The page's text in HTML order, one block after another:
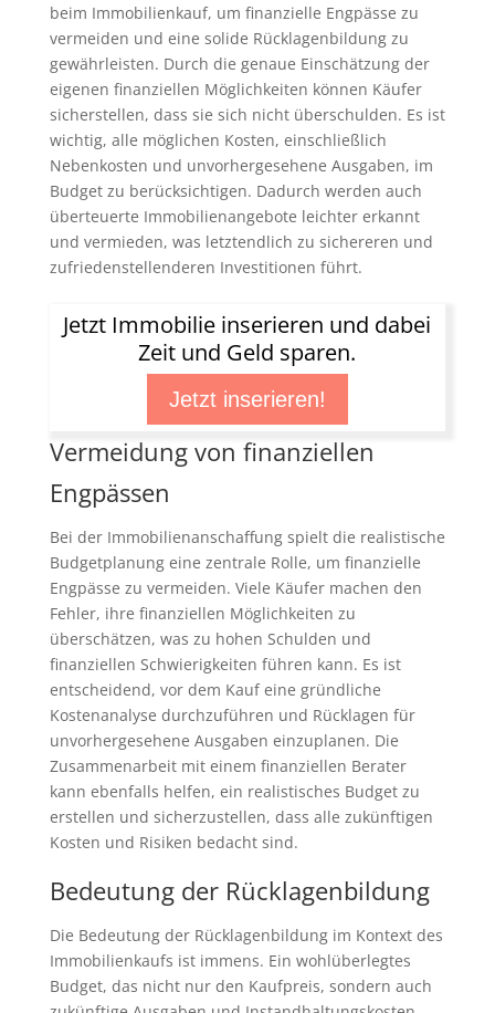
beim Immobilienkauf, um finanzielle Engpässe zu
vermeiden und eine solide Rücklagenbildung zu
gewährleisten. Durch die genaue Einschätzung der
eigenen finanziellen Möglichkeiten können Käufer
sicherstellen, dass sie sich nicht überschulden. Es ist
wichtig, alle möglichen Kosten, einschließlich
Nebenkosten und unvorhergesehene Ausgaben, im
Budget zu berücksichtigen. Dadurch werden auch
überteuerte Immobilienangebote leichter erkannt
und vermieden, was letztendlich zu sichereren und
zufriedenstellenderen Investitionen führt.
Jetzt Immobilie inserieren und dabei
Zeit und Geld sparen.
Jetzt inserieren!
Vermeidung von finanziellen
Engpässen
Bei der Immobilienanschaffung spielt die realistische
Budgetplanung eine zentrale Rolle, um finanzielle
Engpässe zu vermeiden. Viele Käufer machen den
Fehler, ihre finanziellen Möglichkeiten zu
überschätzen, was zu hohen Schulden und
finanziellen Schwierigkeiten führen kann. Es ist
entscheidend, vor dem Kauf eine gründliche
Kostenanalyse durchzuführen und Rücklagen für
unvorhergesehene Ausgaben einzuplanen. Die
Zusammenarbeit mit einem finanziellen Berater
kann ebenfalls helfen, ein realistisches Budget zu
erstellen und sicherzustellen, dass alle zukünftigen
Kosten und Risiken bedacht sind.
Bedeutung der Rücklagenbildung
Die Bedeutung der Rücklagenbildung im Kontext des
Immobilienkaufs ist immens. Ein wohlüberlegtes
Budget, das nicht nur den Kaufpreis, sondern auch